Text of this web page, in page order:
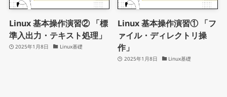
Linux 基本操作演習② 「標
準入出力・テキスト処理」
2025年1月8日 Linux基礎
Linux 基本操作演習① 「フ
ァイル・ディレクトリ操
作」
2025年1月8日 Linux基礎